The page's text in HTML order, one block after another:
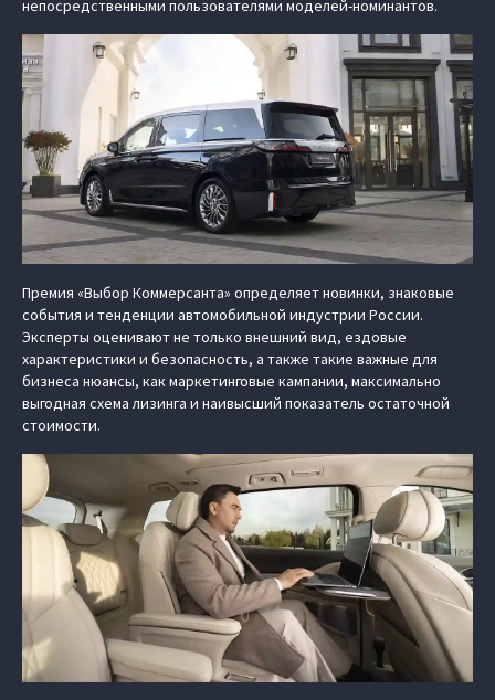
непосредственными пользователями моделей-номинантов.
Премия «Выбор Коммерсанта» определяет новинки, знаковые
события и тенденции автомобильной индустрии России.
Эксперты оценивают не только внешний вид, ездовые
характеристики и безопасность, а также такие важные для
бизнеса нюансы, как маркетинговые кампании, максимально
выгодная схема лизинга и наивысший показатель остаточной
стоимости.